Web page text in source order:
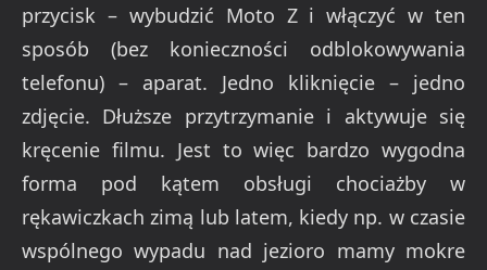
przycisk – wybudzić Moto Z i włączyć w ten
sposób (bez konieczności odblokowywania
telefonu) – aparat. Jedno kliknięcie – jedno
zdjęcie. Dłuższe przytrzymanie i aktywuje się
kręcenie filmu. Jest to więc bardzo wygodna
forma pod kątem obsługi chociażby w
rękawiczkach zimą lub latem, kiedy np. w czasie
wspólnego wypadu nad jezioro mamy mokre